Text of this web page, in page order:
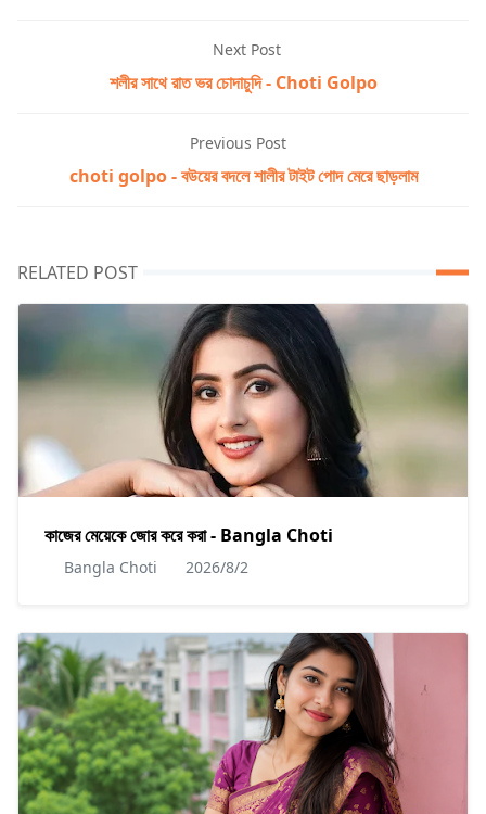
Next Post
শলীর সাথে রাত ভর চোদাচুদি - Choti Golpo
Previous Post
choti golpo - বউয়ের বদলে শালীর টাইট পোদ মেরে ছাড়লাম
RELATED POST
কাজের মেয়েকে জোর করে করা - Bangla Choti
Bangla Choti 2026/8/2